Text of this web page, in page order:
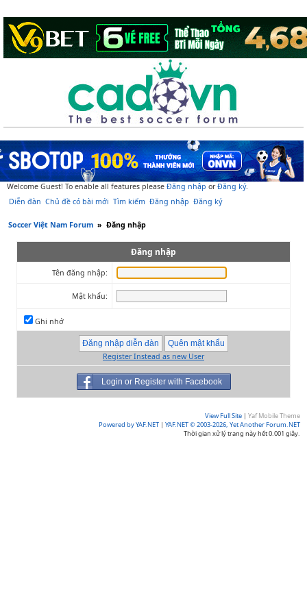
Welcome Guest! To enable all features please Đăng nhập orĐăng ký.
Diễn đàn Chủ đề có bài mới Tìm kiếm Đăng nhập Đăng ký
Soccer Việt Nam Forum » Đăng nhập
Đăng nhập
Tên đăng nhập:
Mật khẩu:
Ghi nhớ
Register Instead as new User
Login or Register with Facebook
View Full Site | Yaf Mobile Theme
Powered by YAF.NET | YAF.NET © 2003-2026, Yet Another Forum.NET
Thời gian xử lý trang này hết 0.001 giây.